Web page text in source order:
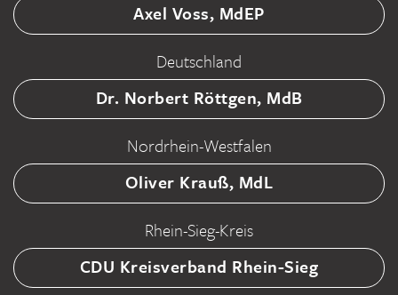
Axel Voss, MdEP
Deutschland
Dr. Norbert Röttgen, MdB
Nordrhein-Westfalen
Oliver Krauß, MdL
Rhein-Sieg-Kreis
CDU Kreisverband Rhein-Sieg